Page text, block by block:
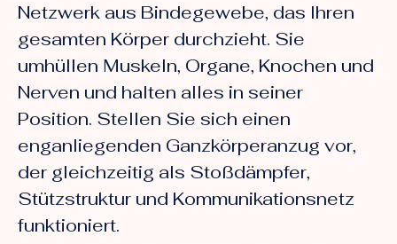
Netzwerk aus Bindegewebe, das Ihren
gesamten Körper durchzieht. Sie
umhüllen Muskeln, Organe, Knochen und
Nerven und halten alles in seiner
Position. Stellen Sie sich einen
enganliegenden Ganzkörperanzug vor,
der gleichzeitig als Stoßdämpfer,
Stützstruktur und Kommunikationsnetz
funktioniert.